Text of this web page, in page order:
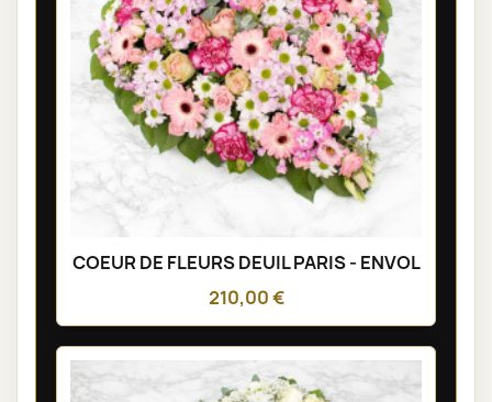
COEUR DE FLEURS DEUIL PARIS - ENVOL
210,00 €